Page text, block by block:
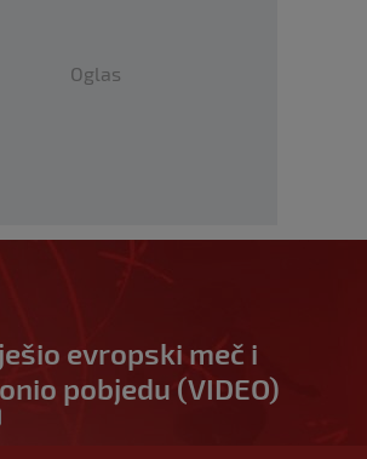
Oglas
evropski meč i
pobjedu (VIDEO)